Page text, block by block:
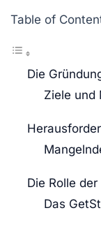
Table of
Die
Ziele und
Die Rolle
Das